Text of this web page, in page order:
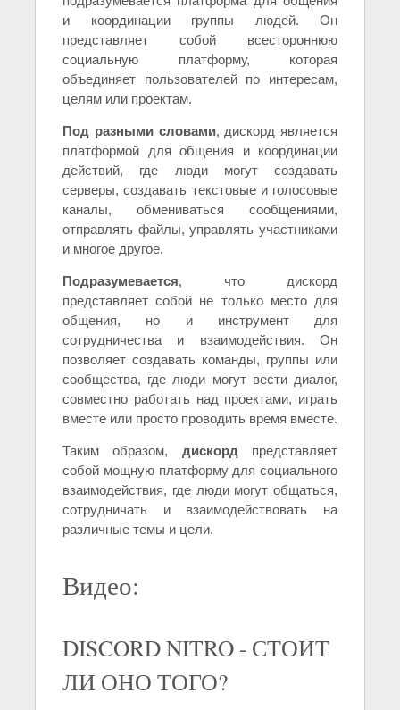
и координации группы людей. Он
представляет собой всестороннюю
социальную платформу, которая
объединяет пользователей по интересам,
целям или проектам.
Под разными словами, дискорд является
платформой для общения и координации
действий, где люди могут создавать
серверы, создавать текстовые и голосовые
каналы, обмениваться сообщениями,
отправлять файлы, управлять участниками
и многое другое.
Подразумевается, что дискорд
представляет собой не только место для
общения, но и инструмент для
сотрудничества и взаимодействия. Он
позволяет создавать команды, группы или
сообщества, где люди могут вести диалог,
совместно работать над проектами, играть
вместе или просто проводить время вместе.
Таким образом, дискорд представляет
собой мощную платформу для социального
взаимодействия, где люди могут общаться,
сотрудничать и взаимодействовать на
различные темы и цели.
Видео:
DISCORD NITRO - СТОИТ
ЛИ ОНО ТОГО?